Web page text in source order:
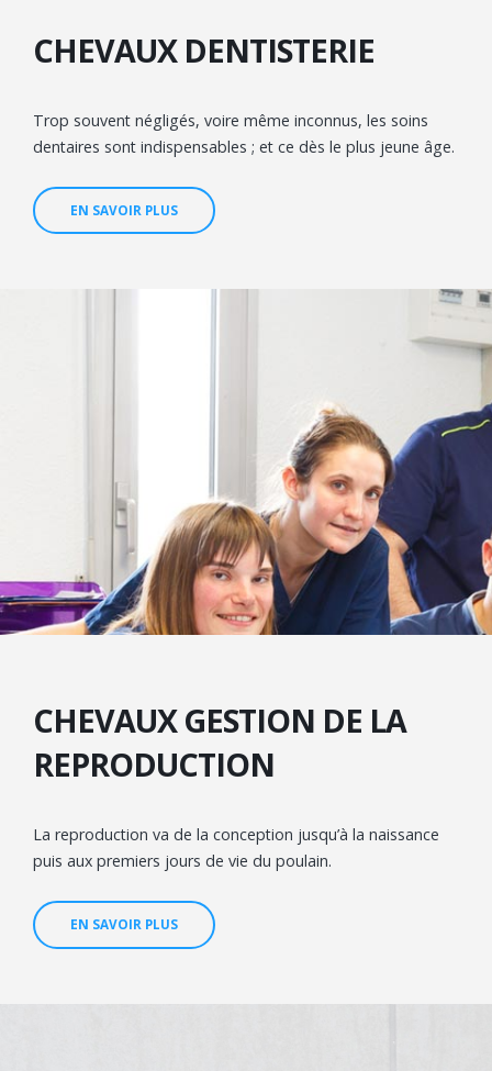
CHEVAUX DENTISTERIE
Trop souvent négligés, voire même inconnus, les soins
dentaires sont indispensables ; et ce dès le plus jeune âge.
EN SAVOIR PLUS
CHEVAUX GESTION DE LA
REPRODUCTION
La reproduction va de la conception jusqu’à la naissance
puis aux premiers jours de vie du poulain.
EN SAVOIR PLUS